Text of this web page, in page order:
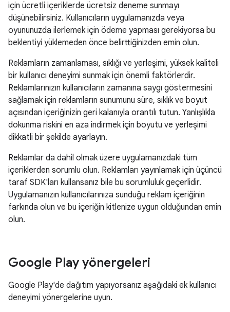
için ücretli içeriklerde ücretsiz deneme sunmayı
düşünebilirsiniz. Kullanıcıların uygulamanızda veya
oyununuzda ilerlemek için ödeme yapması gerekiyorsa bu
beklentiyi yüklemeden önce belirttiğinizden emin olun.
Reklamların zamanlaması, sıklığı ve yerleşimi, yüksek kaliteli
bir kullanıcı deneyimi sunmak için önemli faktörlerdir.
Reklamlarınızın kullanıcıların zamanına saygı göstermesini
sağlamak için reklamların sunumunu süre, sıklık ve boyut
açısından içeriğinizin geri kalanıyla orantılı tutun. Yanlışlıkla
dokunma riskini en aza indirmek için boyutu ve yerleşimi
dikkatli bir şekilde ayarlayın.
Reklamlar da dahil olmak üzere uygulamanızdaki tüm
içeriklerden sorumlu olun. Reklamları yayınlamak için üçüncü
taraf SDK'ları kullansanız bile bu sorumluluk geçerlidir.
Uygulamanızın kullanıcılarınıza sunduğu reklam içeriğinin
farkında olun ve bu içeriğin kitlenize uygun olduğundan emin
olun.
Google Play yönergeleri
Google Play'de dağıtım yapıyorsanız aşağıdaki ek kullanıcı
deneyimi yönergelerine uyun.